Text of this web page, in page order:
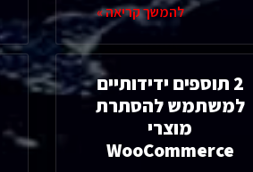
להמשך קריאה »
2 תוספים ידידותיים
למשתמש להסתרת
מוצרי
WooCommerce